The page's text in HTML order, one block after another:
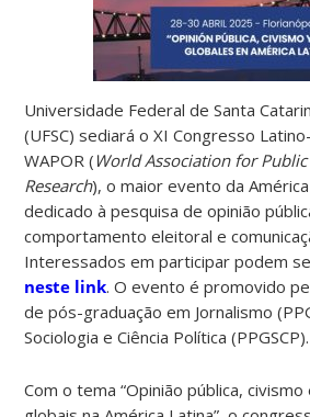
Universidade Federal de Santa
(UFSC) sediará o XI Congresso
WAPOR ( World Association for
Research), o maior evento da
dedicado à pesquisa de opinião
comportamento eleitoral e
Interessados em participar podem
neste link. O evento é promovido
de pós-graduação em Jornalismo
Sociologia e Ciência Política (PPGSCP).
Com o tema “Opinião pública, civismo